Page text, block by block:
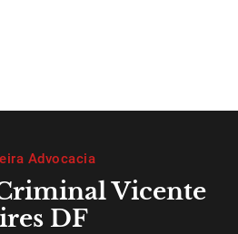
Advocacia
Vicente
DF